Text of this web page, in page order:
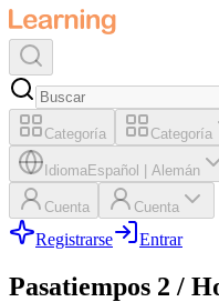
Categoría Categoría
IdiomaEspañol Alemán
Cuenta Cuenta
Registrarse Entrar
Pasatiempos 2 /